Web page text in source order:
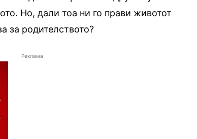
Но, дали тоа ни го прави животот
за родителството?
Реклама